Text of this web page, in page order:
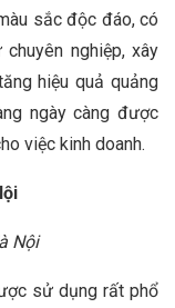
sắc độc đáo, có
nghiệp, xây
hiệu quả quảng
ngày càng được
việc kinh doanh.
Nội
sử dụng rất phổ